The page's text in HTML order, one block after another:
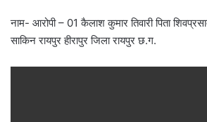
नाम- आरोपी – 01 कैलाश कुमार तिवारी पिता
साकिन रायपुर हीरापुर जिला रायपुर छ.ग.